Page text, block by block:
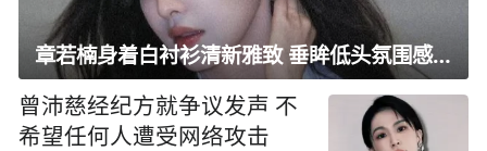
章若楠身着白衬衫清新雅致 垂眸低头氛围感十足
曾沛慈经纪方就争议发声 不
希望任何人遭受网络攻击